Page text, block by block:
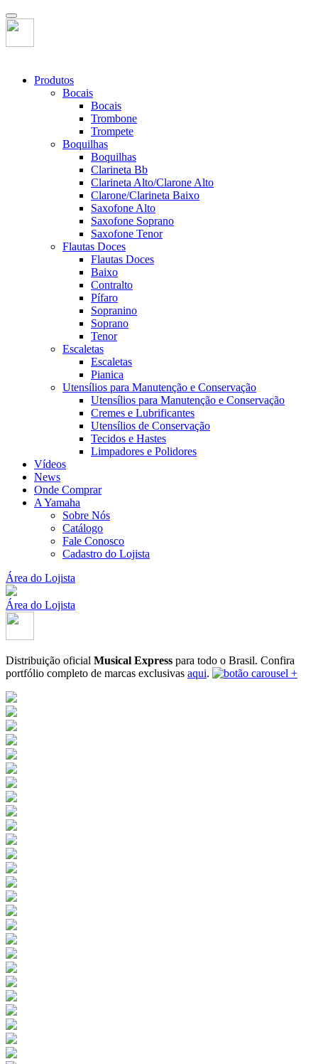
Produtos
Bocais
Bocais
Trombone
Trompete
Boquilhas
Boquilhas
Clarineta Bb
Clarineta Alto/Clarone Alto
Clarone/Clarineta Baixo
Saxofone Alto
Saxofone Soprano
Saxofone Tenor
Flautas Doces
Flautas Doces
Baixo
Contralto
Pífaro
Sopranino
Soprano
Tenor
Escaletas
Escaletas
Pianica
Utensílios para Manutenção e Conservação
Utensílios para Manutenção e Conservação
Cremes e Lubrificantes
Utensílios de Conservação
Tecidos e Hastes
Limpadores e Polidores
Vídeos
News
Onde Comprar
A Yamaha
Sobre Nós
Catálogo
Fale Conosco
Cadastro do Lojista
Área do Lojista
Área do Lojista
Distribuição oficial Musical Express para todo o Brasil. Confira
portfólio completo de marcas exclusivas aqui.